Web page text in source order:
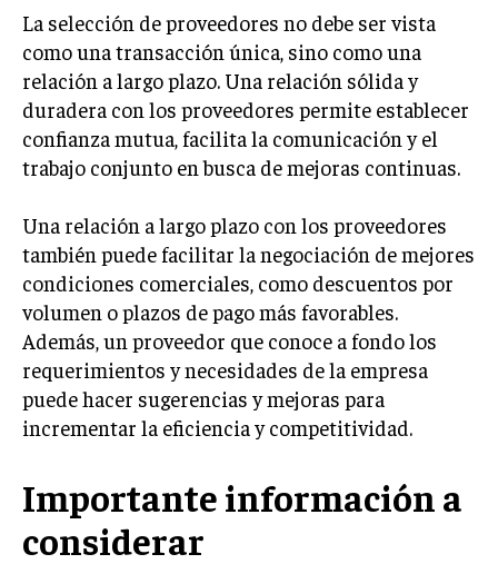
MARKETING B2B
MARKETING B2C
FRANQUICIAS
MARKETING DE INFLUENCERS
E-COMMERCE
E-COMMERCE Y COMERCIO ELECTRÓNICO
ESTRATEGIAS DE PRICING Y GESTIÓN DE
PRECIOS
GESTIÓN DE CRISIS EMPRESARIALES
EMPRESAS Y STARTUPS TECNOLÓGICAS
GESTIÓN DE LA EXPERIENCIA DEL CLIENTE
MÁS
PROYECTOS
GESTIÓN DE PROYECTOS
La selección de proveedores no debe ser vista
como una transacción única, sino como una
relación a largo plazo. Una relación sólida y
duradera con los proveedores permite establecer
confianza mutua, facilita la comunicación y el
trabajo conjunto en busca de mejoras continuas.
Una relación a largo plazo con los proveedores
también puede facilitar la negociación de mejores
condiciones comerciales, como descuentos por
volumen o plazos de pago más favorables.
Además, un proveedor que conoce a fondo los
requerimientos y necesidades de la empresa
puede hacer sugerencias y mejoras para
incrementar la eficiencia y competitividad.
Importante información a
considerar